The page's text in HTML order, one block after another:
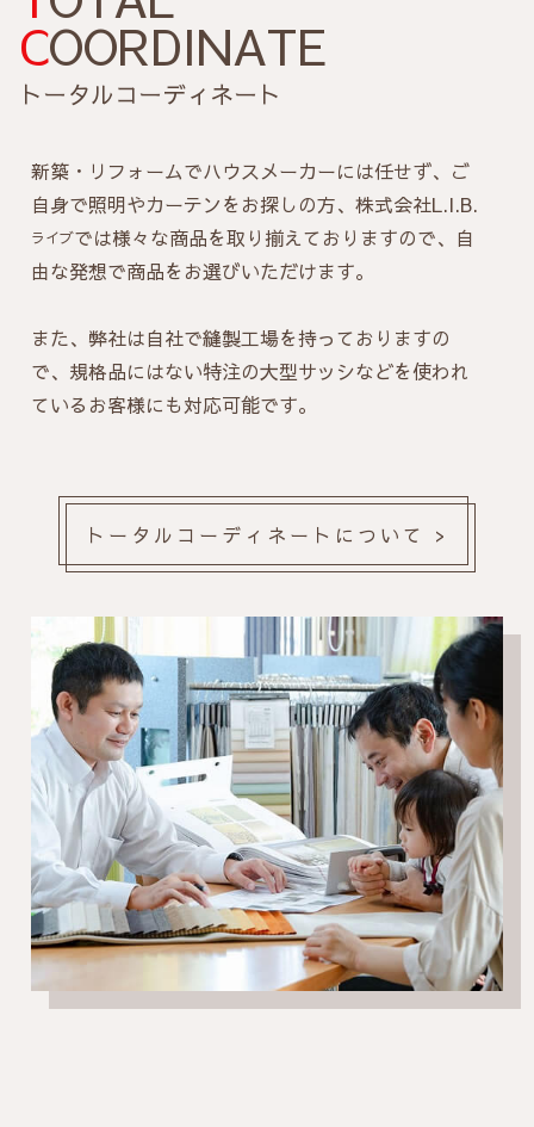
COORDINATE
トータルコーディネート
新築・リフォームでハウスメーカーには任せず、ご
自身で照明やカーテンをお探しの方、株式会社L.I.B.
ライブでは様々な商品を取り揃えておりますので、自
由な発想で商品をお選びいただけます。
また、弊社は自社で縫製工場を持っておりますの
で、規格品にはない特注の大型サッシなどを使われ
ているお客様にも対応可能です。
トータルコーディネートについて >